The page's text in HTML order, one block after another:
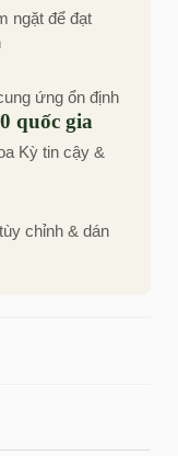
ngặt để đạt
ứng ổn định
quốc gia
Kỳ tin cậy &
chỉnh & dán